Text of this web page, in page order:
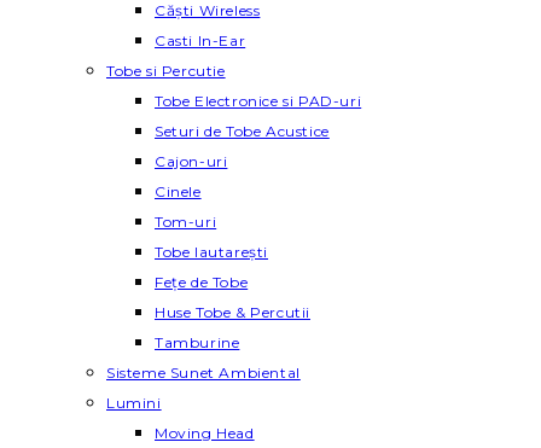
Căști Wireless
Casti In-Ear
Tobe si Percutie
Tobe Electronice si PAD-uri
Seturi de Tobe Acustice
Cajon-uri
Cinele
Tom-uri
Tobe lautareşti
Fețe de Tobe
Huse Tobe & Percutii
Tamburine
Sisteme Sunet Ambiental
Lumini
Moving Head